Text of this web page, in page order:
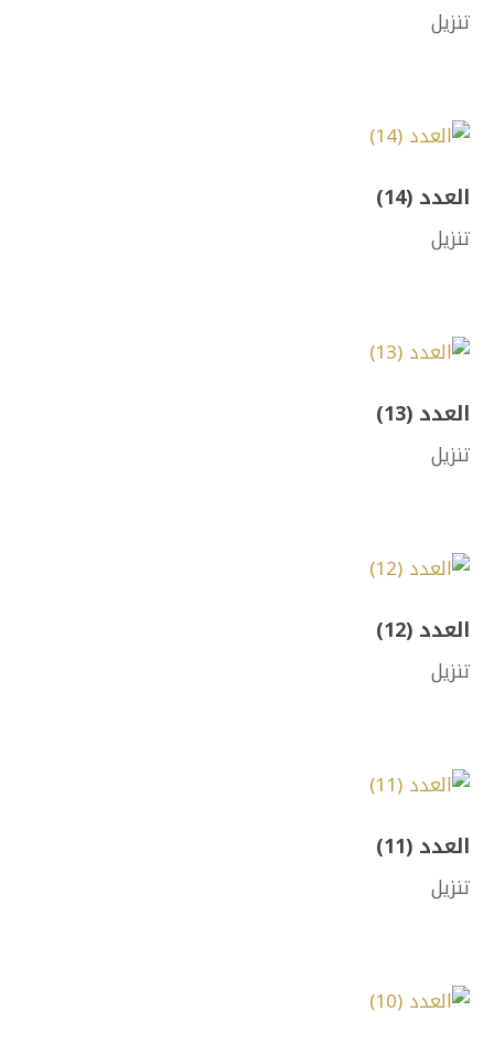
تنزيل
العدد (14)
تنزيل
العدد (13)
تنزيل
العدد (12)
تنزيل
العدد (11)
تنزيل